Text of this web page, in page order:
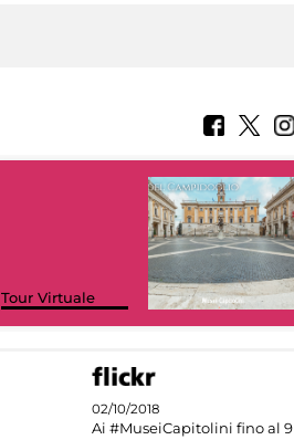
Tour Virtuale
02/10/2018
Ai #MuseiCapitolini fino al 9